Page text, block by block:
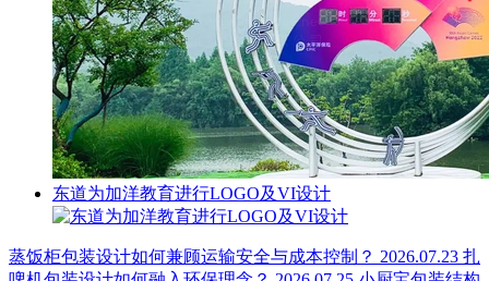
东道为加洋教育进行LOGO及VI设计
蒸饭柜包装设计如何兼顾运输安全与成本控制？ 2026.07.23 扎